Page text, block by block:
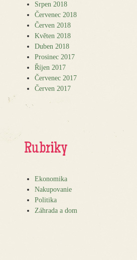
Srpen 2018
Červenec 2018
Červen 2018
Květen 2018
Duben 2018
Prosinec 2017
Říjen 2017
Červenec 2017
Červen 2017
Rubriky
Ekonomika
Nakupovanie
Politika
Záhrada a dom